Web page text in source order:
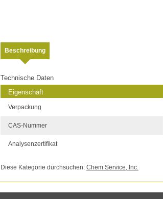
Beschreibung
Technische Daten
Eigenschaft
Verpackung
CAS-Nummer
Analysenzertifikat
Diese Kategorie durchsuchen: Chem Service, Inc.